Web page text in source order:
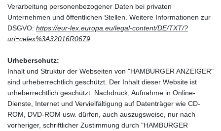
Verarbeitung personenbezogener Daten bei privaten
Unternehmen und öffentlichen Stellen. Weitere Informationen zur
DSGVO: https://eur-lex.europa.eu/legal-content/DE/TXT/?
uri=celex%3A32016R0679
Urheberschutz:
Inhalt und Struktur der Webseiten von "HAMBURGER ANZEIGER"
sind urheberrechtlich geschützt. Der Inhalt dieser Website ist
urheberrechtlich geschützt. Nachdruck, Aufnahme in Online-
Dienste, Internet und Vervielfältigung auf Datenträger wie CD-
ROM, DVD-ROM usw. dürfen, auch auszugsweise, nur nach
vorheriger, schriftlicher Zustimmung durch "HAMBURGER